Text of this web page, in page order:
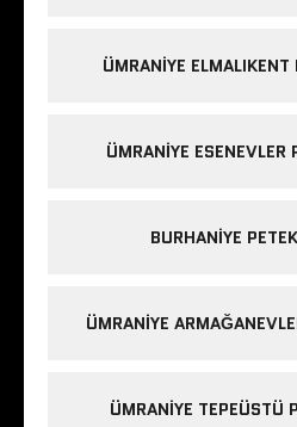
ÜMRANIYE
ÜMRANIYE ESENEVLER
BURHANIYE
ÜMRANIYE
ÜMRANIYE TEPEÜSTÜ